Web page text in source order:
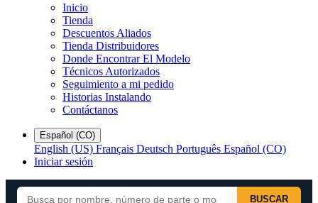
Inicio
Tienda
Descuentos Aliados
Tienda Distribuidores
Donde Encontrar El Modelo
Técnicos Autorizados
Seguimiento a mi pedido
Historias Instalando
Contáctanos
Español (CO)
English (US) Français Deutsch Português Español (CO)
Iniciar sesión
BUSCAR